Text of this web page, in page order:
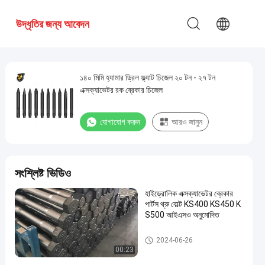
উদ্ধৃতির জন্য আবেদন
১৪০ মিমি হ্যামার ড্রিল ফ্ল্যাট চিজেল ২০ টন - ২৭ টন
এক্সক্যাভেটর রক ব্রেকার চিজেল
যোগাযোগ করুন আরও জানুন
সংশ্লিষ্ট ভিডিও
00:23
হাইড্রোলিক এক্সক্যাভেটর ব্রেকার
পার্টস থ্রু বোল্ট KS400 KS450 K
S500 আইএসও অনুমোদিত
হাইড্রোলিক হাতুড়ি চিজেল
2024-06-26